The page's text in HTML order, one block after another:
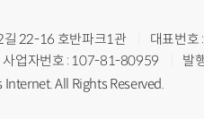
길 22-16 호반파크1관
대표번
사업자번호 : 107-81-80959
발
All Rights Reserved.